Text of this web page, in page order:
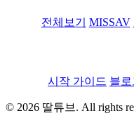
전체보기 MISSAV
시작 가이드 블로
© 2026 딸튜브. All rights